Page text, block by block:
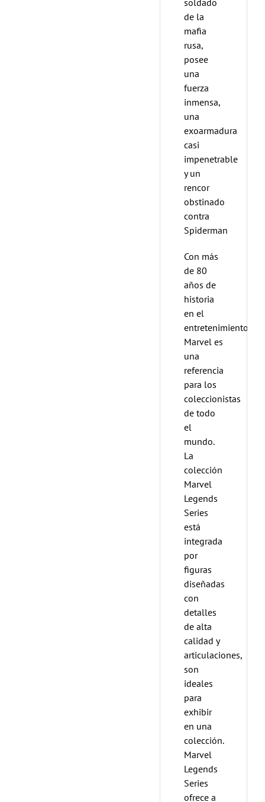
de la
mafia
rusa,
posee
una
fuerza
inmensa,
una
exoarmadura
casi
impenetrable
y un
rencor
obstinado
contra
Spiderman
Con más
de 80
años de
historia
en el
entretenimiento,
Marvel es
una
referencia
para los
coleccionistas
de todo
el
mundo.
La
colección
Marvel
Legends
Series
está
integrada
por
figuras
diseñadas
con
detalles
de alta
calidad y
articulaciones,
son
ideales
para
exhibir
en una
colección.
Marvel
Legends
Series
ofrece a